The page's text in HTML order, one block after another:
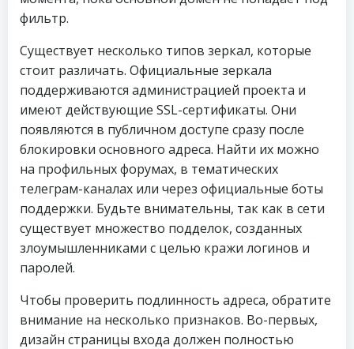
фильтр.
Существует несколько типов зеркал, которые
стоит различать. Официальные зеркала
поддерживаются администрацией проекта и
имеют действующие SSL-сертификаты. Они
появляются в публичном доступе сразу после
блокировки основного адреса. Найти их можно
на профильных форумах, в тематических
телеграм-каналах или через официальные боты
поддержки. Будьте внимательны, так как в сети
существует множество подделок, созданных
злоумышленниками с целью кражи логинов и
паролей.
Чтобы проверить подлинность адреса, обратите
внимание на несколько признаков. Во-первых,
дизайн страницы входа должен полностью